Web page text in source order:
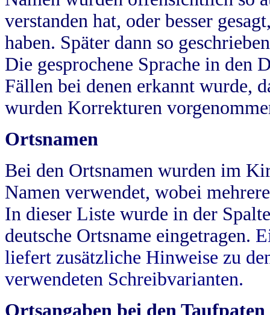
verstanden hat, oder besser
haben. Später dann so
Die gesprochene Sprache in
Fällen bei denen erkannt wurde,
wurden Korrekturen
Ortsnamen
Bei den Ortsnamen wurden im
Namen verwendet, wobei
In dieser Liste wurde in der
deutsche Ortsname eingetragen.
liefert zusätzliche Hinweise zu
verwendeten Schreibvarianten.
Ortsangaben bei den Taufpaten